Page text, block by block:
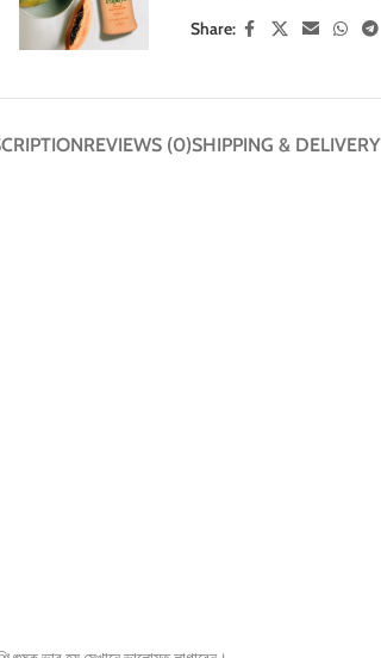
Share:
REVIEWS (0)SHIPPING & DELIVERY